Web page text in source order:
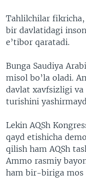
VASHINGTON
MOBIL-SALOM!
VIDEO
XABARLAR
YOUTUBE
INSTAGRAM
ODNOKLASSNIKI
TELEGRAM
TWITTER
EDITORIAL
Tahlilchilar fikricha,
bir davlatidagi
e’tibor qaratadi.
Bunga Saudiya
misol bo’la oladi.
davlat xavfsizligi
turishini
Lekin AQSh
qayd etishicha
qilish ham AQSh
Ammo rasmiy
ham bir-biriga mos